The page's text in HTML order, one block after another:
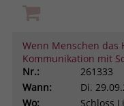
Wenn Menschen das
Kommunikation mit
Nr.:
261333
Wann:
Di.
Wo:
Schloss